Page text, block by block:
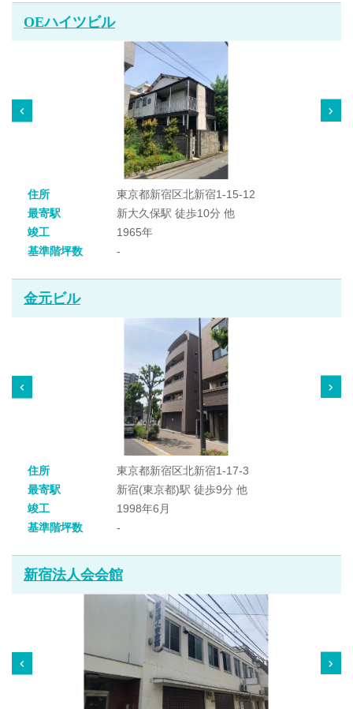
OEハイツビル
住所
東京都新宿区北新宿1-15-12
最寄駅
新大久保駅 徒歩10分 他
竣工
1965年
基準階坪数
-
金元ビル
住所
東京都新宿区北新宿1-17-3
最寄駅
新宿(東京都)駅 徒歩9分 他
竣工
1998年6月
基準階坪数
-
新宿法人会会館